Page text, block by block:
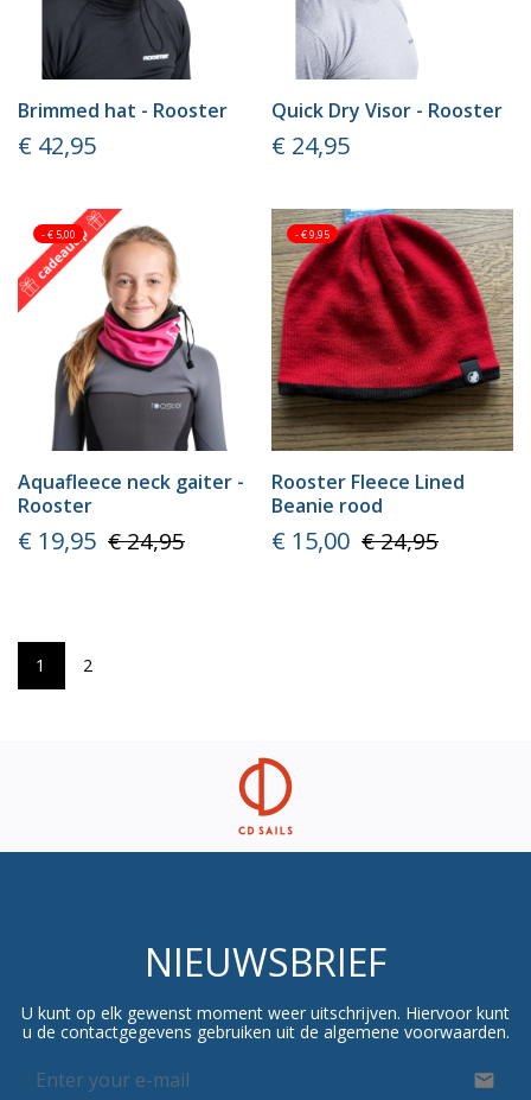
Brimmed hat - Rooster
Prijs
€ 42,95
Quick Dry Visor - Rooster
Prijs
€ 24,95
Aquafleece neck gaiter -
Rooster
Prijs
€ 19,95 Normale
€ 24,95
- € 5,00
Rooster Fleece Lined
Beanie rood
Prijs
€ 15,00 Normale
€ 24,95
- € 9,95
1 2
NIEUWSBRIEF
U kunt op elk gewenst moment weer uitschrijven. Hiervoor kunt
u de contactgegevens gebruiken uit de algemene voorwaarden.
